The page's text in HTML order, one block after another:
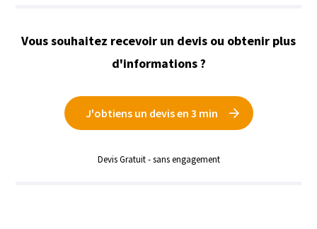
Vous souhaitez recevoir un devis ou obtenir plus
d'informations ?
J'obtiens un devis en 3 min
Devis Gratuit - sans engagement